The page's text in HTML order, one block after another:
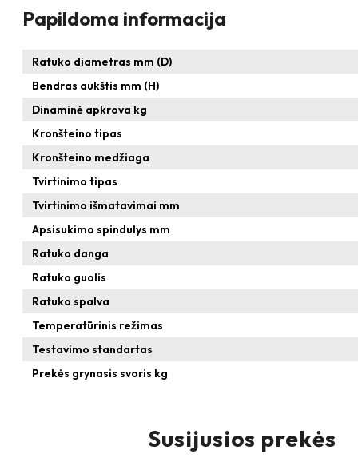
Papildoma informacija
Ratuko diametras mm (D)
Bendras aukštis mm (H)
Dinaminė apkrova kg
Kronšteino tipas
Kronšteino medžiaga
Tvirtinimo tipas
Tvirtinimo išmatavimai mm
Apsisukimo spindulys mm
Ratuko danga
Ratuko guolis
Ratuko spalva
Temperatūrinis režimas
Testavimo standartas
Prekės grynasis svoris kg
Susijusios prekės